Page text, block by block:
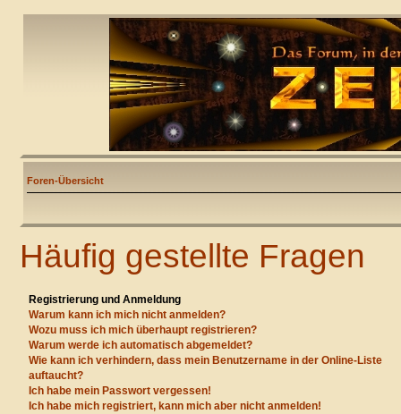
Foren-Übersicht
Häufig gestellte Fragen
Registrierung und Anmeldung
Warum kann ich mich nicht anmelden?
Wozu muss ich mich überhaupt registrieren?
Warum werde ich automatisch abgemeldet?
Wie kann ich verhindern, dass mein Benutzername in der Online-Liste
auftaucht?
Ich habe mein Passwort vergessen!
Ich habe mich registriert, kann mich aber nicht anmelden!